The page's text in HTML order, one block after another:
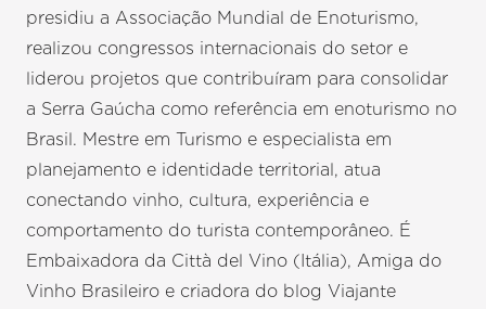
presidiu a Associação Mundial de Enoturismo,
realizou congressos internacionais do setor e
liderou projetos que contribuíram para consolidar
a Serra Gaúcha como referência em enoturismo no
Brasil. Mestre em Turismo e especialista em
planejamento e identidade territorial, atua
conectando vinho, cultura, experiência e
comportamento do turista contemporâneo. É
Embaixadora da Città del Vino (Itália), Amiga do
Vinho Brasileiro e criadora do blog Viajante